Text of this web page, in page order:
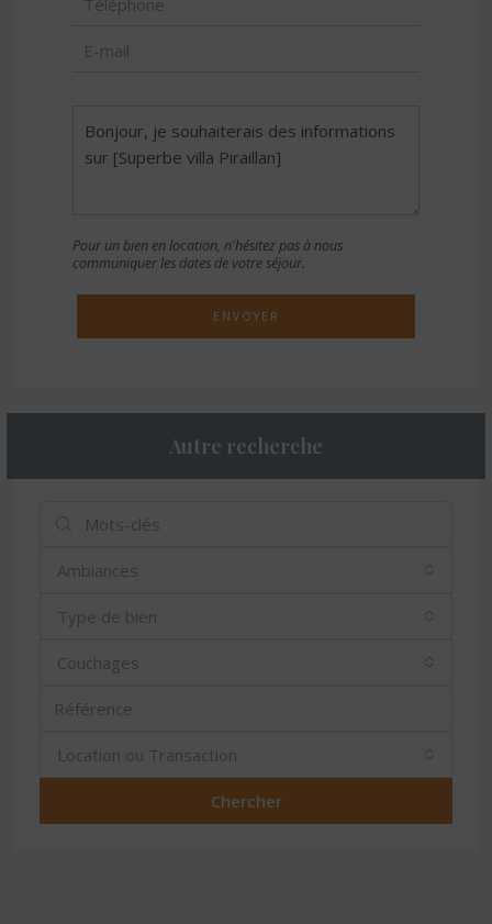
Pour un bien en location, n'hésitez pas à nous
communiquer les dates de votre séjour.
ENVOYER
Autre recherche
Ambiances
Type de bien
Couchages
Location ou Transaction
Chercher